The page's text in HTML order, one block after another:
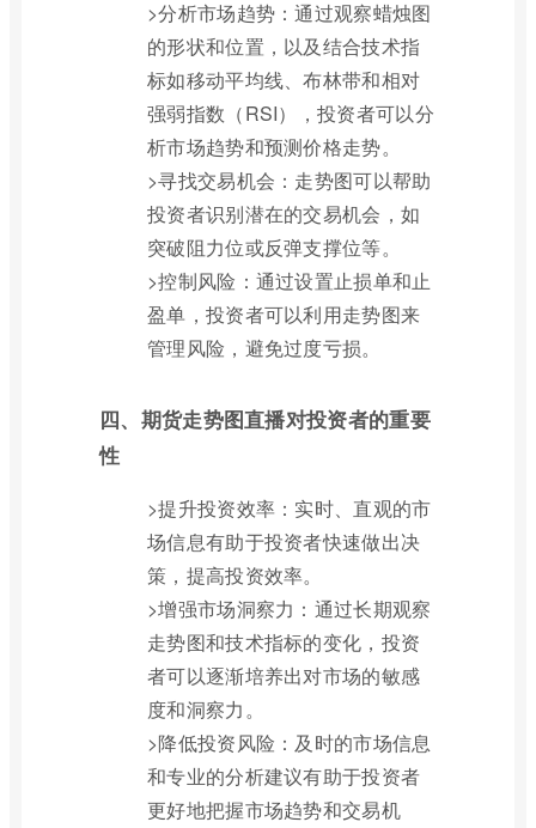
>分析市场趋势：通过观察蜡烛图
的形状和位置，以及结合技术指
标如移动平均线、布林带和相对
强弱指数（RSI），投资者可以分
析市场趋势和预测价格走势。
>寻找交易机会：走势图可以帮助
投资者识别潜在的交易机会，如
突破阻力位或反弹支撑位等。
>控制风险：通过设置止损单和止
盈单，投资者可以利用走势图来
管理风险，避免过度亏损。
四、期货走势图直播对投资者的重要
性
>提升投资效率：实时、直观的市
场信息有助于投资者快速做出决
策，提高投资效率。
>增强市场洞察力：通过长期观察
走势图和技术指标的变化，投资
者可以逐渐培养出对市场的敏感
度和洞察力。
>降低投资风险：及时的市场信息
和专业的分析建议有助于投资者
更好地把握市场趋势和交易机